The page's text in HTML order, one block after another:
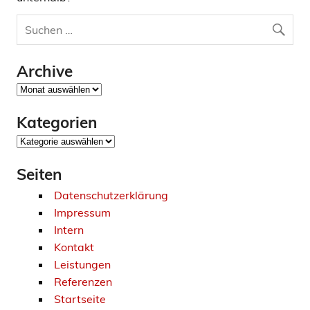
Archive
Archive
Kategorien
Kategorien
Seiten
Datenschutzerklärung
Impressum
Intern
Kontakt
Leistungen
Referenzen
Startseite